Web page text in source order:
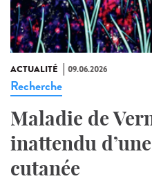
ACTUALITÉ 09.06.2026
Recherche
Maladie de
inattendu
cutanée